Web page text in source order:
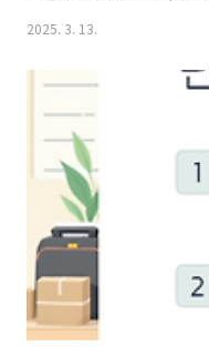
이는 알리익스프레스의 한국
는 소비자들에게 큰 영향을 미
스프레스에 신규 가입하는 판
가 면제됩니다. 이는 신규 판
보입니다. 또한, 연간 판매액
2025. 3. 13.